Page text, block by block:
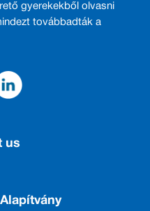
gyerekekből olvasni
továbbadták a
us